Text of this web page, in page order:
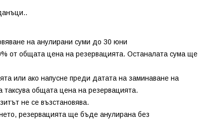
на анулирани суми до 30 юни
от общата цена на резервацията. Останалата сума ще
или ако напусне преди датата на заминаване на
таксува общата цена на резервацията.
не се възстановява.
резервацията ще бъде анулирана без